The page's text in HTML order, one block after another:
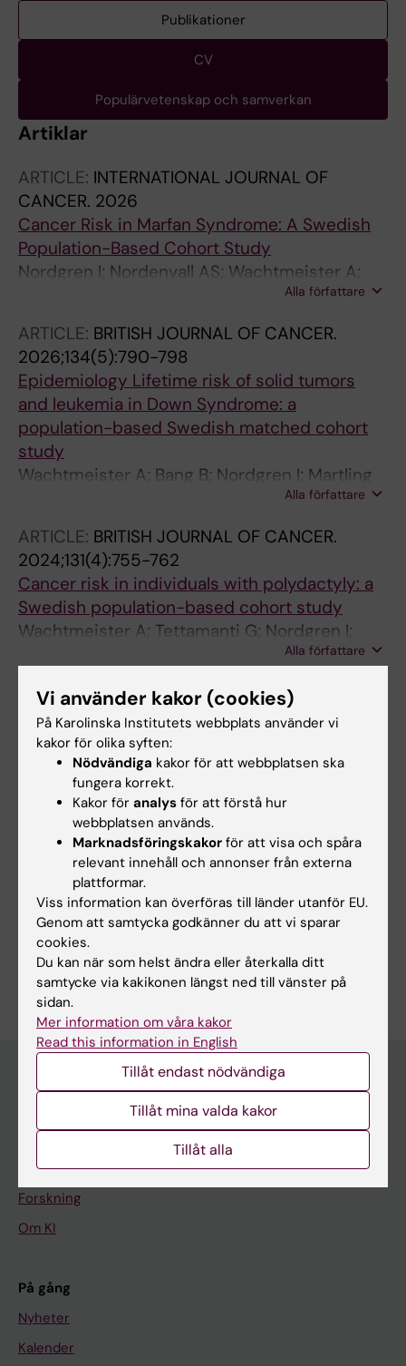
Publikationer
CV
Populärvetenskap och samverkan
Artiklar
ARTICLE: INTERNATIONAL JOURNAL OF
CANCER. 2026
Cancer Risk in Marfan Syndrome: A Swedish
Population-Based Cohort Study
Nordgren I; Nordenvall AS; Wachtmeister A;
Taylan F; Lu Y; Norrby C; Lindstrand A;Alla författare
ARTICLE: BRITISH JOURNAL OF CANCER.
2026;134(5):790-798
Epidemiology Lifetime risk of solid tumors
and leukemia in Down Syndrome: a
population-based Swedish matched cohort
study
Wachtmeister A; Bang B; Nordgren I; Martling
A; Johansson B; Lu Y; Nordenvall AS;Alla författare
ARTICLE: BRITISH JOURNAL OF CANCER.
2024;131(4):755-762
Cancer risk in individuals with polydactyly: a
Swedish population-based cohort study
Wachtmeister A; Tettamanti G; Nordgren I;
Norrby C; Laurell T; Lu Y; Nordenvall AS;Alla författare
ARTICLE:MOLECULAR GENETICS & GENOMIC
MEDICINE.2022;10(4):e1880
Detection of germline mosaicism in fathers of
children with intellectual disability syndromes
caused by de novo variants
Frisk S; Wachtmeister A; Laurell T; Lindstrand
A; Jantti N; Malmgren H; Lagerstedt-Robinson
K; Tesi B; Taylan F; Nordgren A
Forskningsområden:
Cancer och onkologi
Epidemiologi Pediatrik
Är du Alexandra Wachtmeister?
Redigera din profil
Utbildning
Forskarutbildning
Forskning
Om KI
På gång
Nyheter
Kalender
Vi använder kakor (cookies)
På Karolinska Institutets webbplats använder vi
kakor för olika syften:
Nödvändiga kakor för att webbplatsen ska
fungera korrekt.
Kakor för analys för att förstå hur
webbplatsen används.
Marknadsföringskakor för att visa och spåra
relevant innehåll och annonser från externa
plattformar.
Viss information kan överföras till länder utanför EU.
Genom att samtycka godkänner du att vi sparar
cookies.
Du kan när som helst ändra eller återkalla ditt
samtycke via kakikonen längst ned till vänster på
sidan.
Mer information om våra kakor
Read this information in English
Tillåt endast nödvändiga
Tillåt mina valda kakor
Tillåt alla